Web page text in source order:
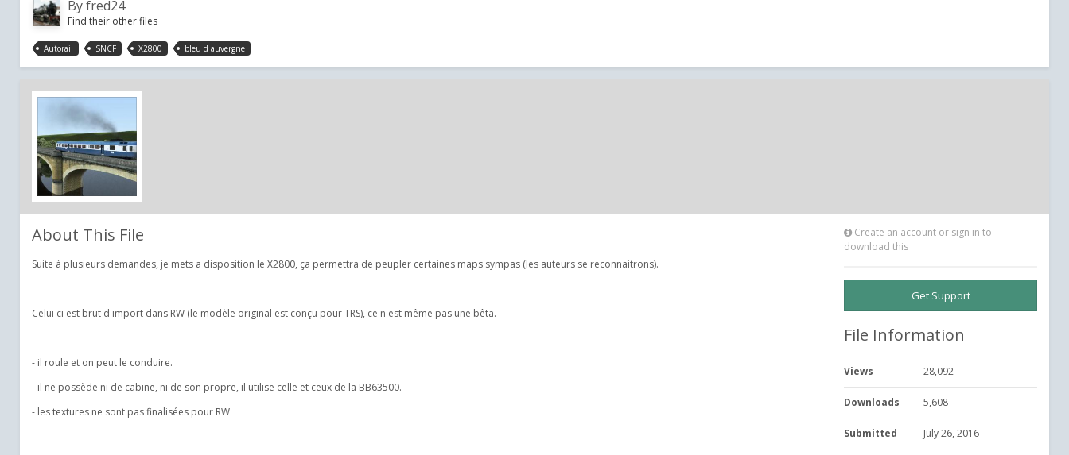
Byfred24
Find their other files
Autorail SNCF X2800 bleu d auvergne
About This File
Suite à plusieurs demandes, je mets a disposition le X2800, ça permettra de peupler certaines maps sympas (les auteurs se reconnaitrons).
Celui ci est brut d import dans RW (le modèle original est conçu pour TRS), ce n est même pas une bêta.
- il roule et on peut le conduire.
- il ne possède ni de cabine, ni de son propre, il utilise celle et ceux de la BB63500.
- les textures ne sont pas finalisées pour RW
Create an account or sign in to
download this
Get Support
File Information
Views 28,092
Downloads 5,608
Submitted July 26, 2016